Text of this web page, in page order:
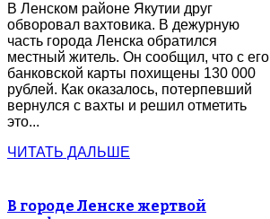
В Ленском районе Якутии друг
обворовал вахтовика. В дежурную
часть города Ленска обратился
местный житель. Он сообщил, что с его
банковской карты похищены 130 000
рублей. Как оказалось, потерпевший
вернулся с вахты и решил отметить
это...
ЧИТАТЬ ДАЛЬШЕ
В городе Ленске жертвой